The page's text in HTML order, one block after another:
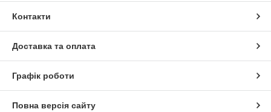
Контакти
Доставка та оплата
Графік роботи
Повна версія сайту